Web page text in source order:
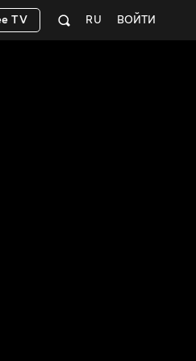
ВОЙТИ
RU
TV